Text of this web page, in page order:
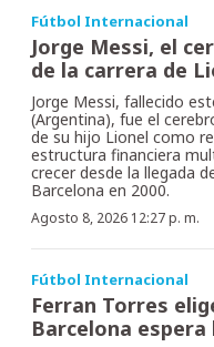
Fútbol Internacional
Jorge Messi, el
de la carrera de
Jorge Messi, fallecido
(Argentina), fue el
de su hijo Lionel como
estructura financiera
crecer desde la llegada
Barcelona en 2000.
Agosto 8, 2026 12:27 p. m.
Fútbol Internacional
Ferran Torres
Barcelona